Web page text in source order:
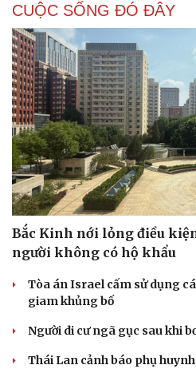
Cải chính
CUỘC SỐNG ĐÓ ĐÂY
Bắc Kinh nới lỏng điều
người không có hộ khẩu
Tòa án Israel cấm sử dụng
giam khủng bố
Người di cư ngã gục sau khi
Thái Lan cảnh báo phụ